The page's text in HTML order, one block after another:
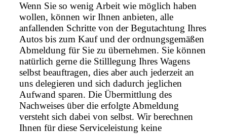
Wenn Sie so wenig Arbeit wie möglich haben
wollen, können wir Ihnen anbieten, alle
anfallenden Schritte von der Begutachtung Ihres
Autos bis zum Kauf und der ordnungsgemäßen
Abmeldung für Sie zu übernehmen. Sie können
natürlich gerne die Stilllegung Ihres Wagens
selbst beauftragen, dies aber auch jederzeit an
uns delegieren und sich dadurch jeglichen
Aufwand sparen. Die Übermittlung des
Nachweises über die erfolgte Abmeldung
versteht sich dabei von selbst. Wir berechnen
Ihnen für diese Serviceleistung keine